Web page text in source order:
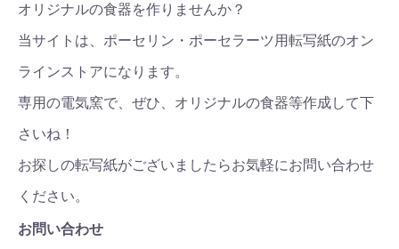
オリジナルの食器を作りませんか？
当サイトは、ポーセリン・ポーセラーツ用転写紙のオン
ラインストアになります。
専用の電気窯で、ぜひ、オリジナルの食器等作成して下
さいね！
お探しの転写紙がございましたらお気軽にお問い合わせ
ください。
お問い合わせ